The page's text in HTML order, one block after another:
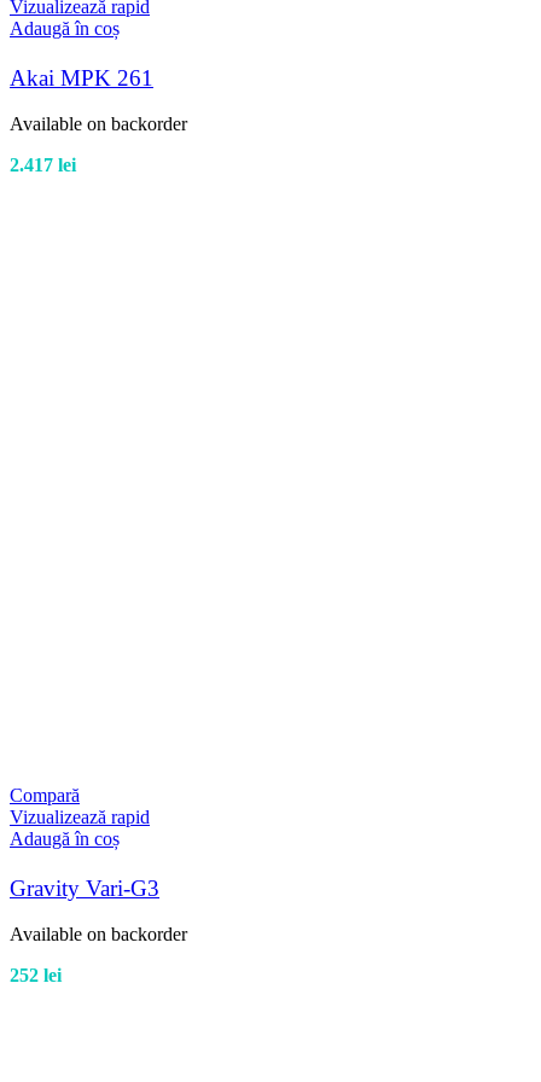
Vizualizează rapid
Adaugă în coș
Akai MPK 261
Available on backorder
2.417 lei
Compară
Vizualizează rapid
Adaugă în coș
Gravity Vari-G3
Available on backorder
252 lei